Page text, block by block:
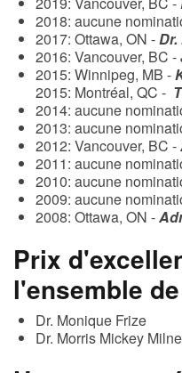
2018: aucune
2017: Ottawa, ON -
2016: Vancouver, BC -
2015: Winnipeg, MB -
2015: Montréal, QC -
2014: aucune
2013: aucune
2012: Vancouver, BC -
2011: aucune
2010: aucune
2009: aucune
2008: Ottawa, ON -
Prix
l'ensemble
Dr. Monique Frize
Dr. Morris Mickey